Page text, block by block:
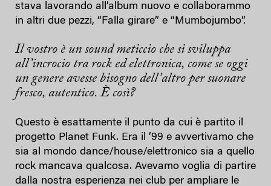
stava lavorando all’album nuovo e collaborammo
in altri due pezzi, “Falla girare” e “Mumbojumbo”.
Il vostro è un sound meticcio che si sviluppa
all’incrocio tra rock ed elettronica, come se oggi
un genere avesse bisogno dell’altro per suonare
fresco, autentico. È così?
Questo è esattamente il punto da cui è partito il
progetto Planet Funk. Era il ’99 e avvertivamo che
sia al mondo dance/house/elettronico sia a quello
rock mancava qualcosa. Avevamo voglia di partire
dalla nostra esperienza nei club per ampliare le